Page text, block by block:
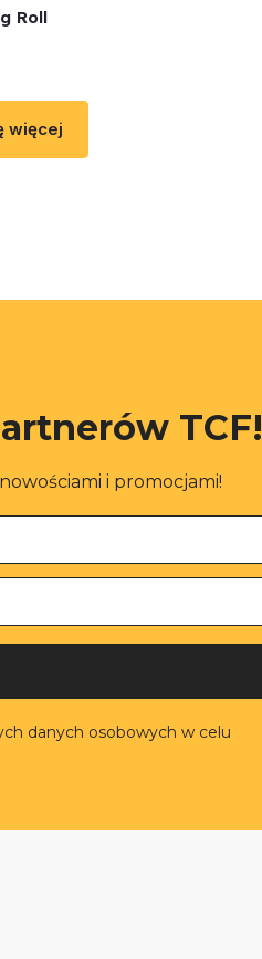
Roll
więcej
TCF!
i promocjami!
danych osobowych w celu